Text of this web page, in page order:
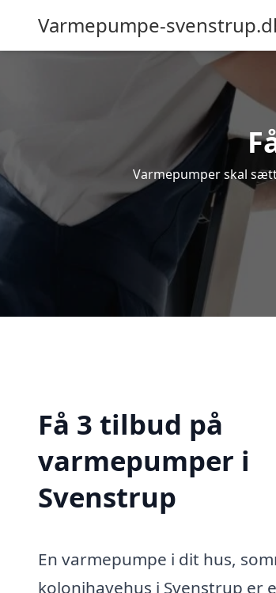
Varmepumpe-
Varmepumper skal
Få 3 tilbud på
varmepumper i
Svenstrup
En varmepumpe i dit hus,
kolonihavehus i Svenstrup er